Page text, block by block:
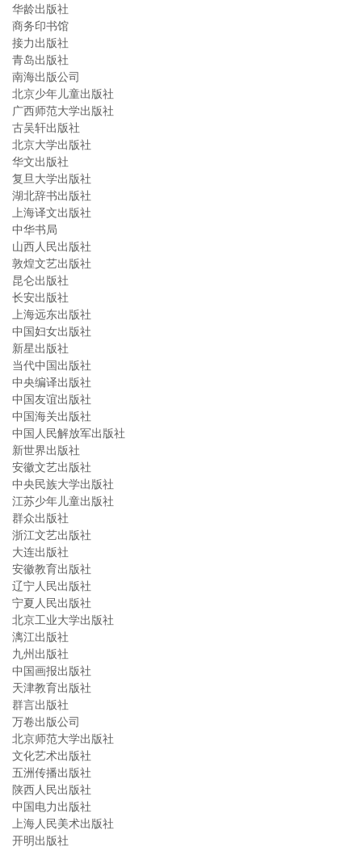
华龄出版社
商务印书馆
接力出版社
青岛出版社
南海出版公司
北京少年儿童出版社
广西师范大学出版社
古吴轩出版社
北京大学出版社
华文出版社
复旦大学出版社
湖北辞书出版社
上海译文出版社
中华书局
山西人民出版社
敦煌文艺出版社
昆仑出版社
长安出版社
上海远东出版社
中国妇女出版社
新星出版社
当代中国出版社
中央编译出版社
中国友谊出版社
中国海关出版社
中国人民解放军出版社
新世界出版社
安徽文艺出版社
中央民族大学出版社
江苏少年儿童出版社
群众出版社
浙江文艺出版社
大连出版社
安徽教育出版社
辽宁人民出版社
宁夏人民出版社
北京工业大学出版社
漓江出版社
九州出版社
中国画报出版社
天津教育出版社
群言出版社
万卷出版公司
北京师范大学出版社
文化艺术出版社
五洲传播出版社
陕西人民出版社
中国电力出版社
上海人民美术出版社
开明出版社